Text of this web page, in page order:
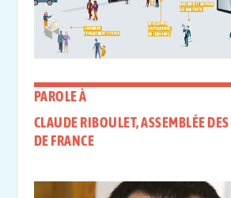
PAROLE À
CLAUDE RIBOULET, ASSEMBLÉE
DE FRANCE